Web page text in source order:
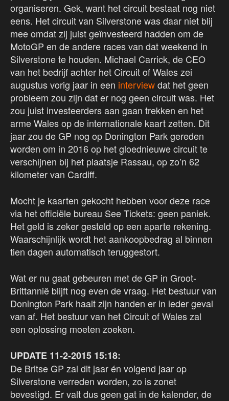
organiseren. Gek, want het circuit bestaat nog niet
eens. Het circuit van Silverstone was daar niet blij
mee omdat zij juist geïnvesteerd hadden om de
MotoGP en de andere races van dat weekend in
Silverstone te houden. Michael Carrick, de CEO
van het bedrijf achter het Circuit of Wales zei
augustus vorig jaar in een interviewdat het geen
probleem zou zijn dat er nog geen circuit was. Het
zou juist investeerders aan gaan trekken en het
arme Wales op de internationale kaart zetten. Dit
jaar zou de GP nog op Donington Park gereden
worden om in 2016 op het gloednieuwe circuit te
verschijnen bij het plaatsje Rassau, op zo’n 62
kilometer van Cardiff.
Mocht je kaarten gekocht hebben voor deze race
via het officiële bureau See Tickets: geen paniek.
Het geld is zeker gesteld op een aparte rekening.
Waarschijnlijk wordt het aankoopbedrag al binnen
tien dagen automatisch teruggestort.
Wat er nu gaat gebeuren met de GP in Groot-
Brittannië blijft nog even de vraag. Het bestuur van
Donington Park haalt zijn handen er in ieder geval
van af. Het bestuur van het Circuit of Wales zal
een oplossing moeten zoeken.
UPDATE 11-2-2015 15:18:
De Britse GP zal dit jaar én volgend jaar op
Silverstone verreden worden, zo is zonet
bevestigd. Er valt dus geen gat in de kalender, de